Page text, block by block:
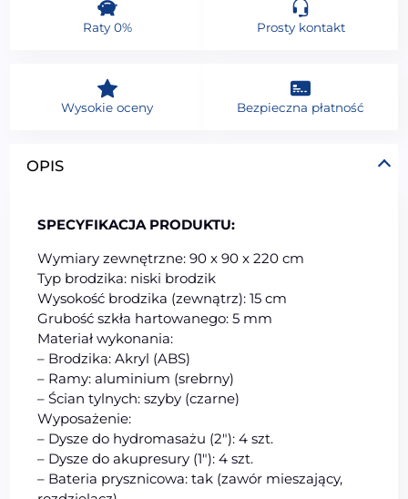
OPIS
SPECYFIKACJA PRODUKTU:
Wymiary zewnętrzne: 90 x 90 x 220 cm
Typ brodzika: niski brodzik
Wysokość brodzika (zewnątrz): 15 cm
Grubość szkła hartowanego: 5 mm
Materiał wykonania:
– Brodzika: Akryl (ABS)
– Ramy: aluminium (srebrny)
– Ścian tylnych: szyby (czarne)
Wyposażenie:
– Dysze do hydromasażu (2″): 4 szt.
– Dysze do akupresury (1″): 4 szt.
– Bateria prysznicowa: tak (zawór mieszający,
Raty 0% Prosty kontakt
Wysokie oceny Bezpieczna płatność